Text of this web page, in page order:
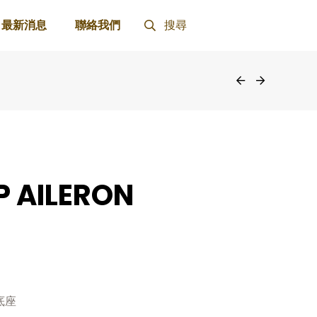
最新消息 聯絡我們 搜尋
AILERON
座